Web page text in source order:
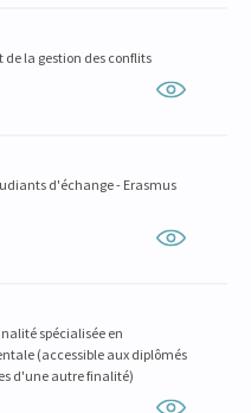
de la gestion des conflits
d'échange - Erasmus
spécialisée en
(accessible aux diplômés
d'une autre finalité)